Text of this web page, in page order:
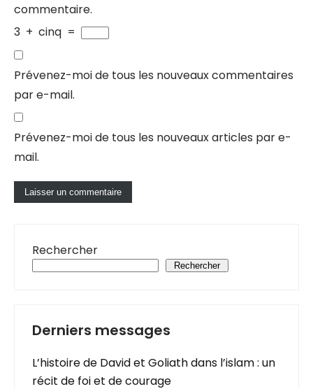
commentaire.
3 + cinq =
Prévenez-moi de tous les nouveaux commentaires
par e-mail.
Prévenez-moi de tous les nouveaux articles par e-
mail.
Rechercher
Rechercher
Derniers messages
L’histoire de David et Goliath dans l’islam : un
récit de foi et de courage